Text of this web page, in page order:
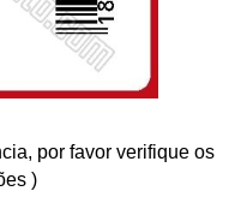
por favor verifique os
)